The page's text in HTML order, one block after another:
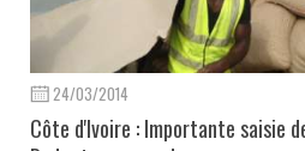
24/03/2014
Côte d'Ivoire : Importante saisie